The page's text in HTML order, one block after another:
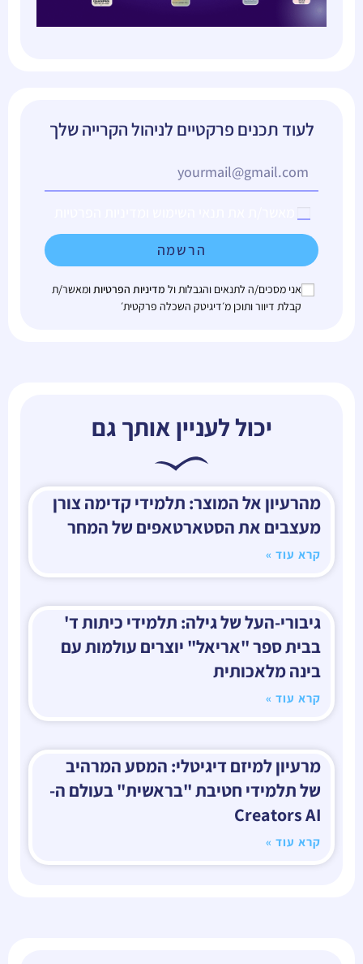
לעוד תכנים פרקטיים לניהול הקרייה שלך
הרשמה
אני מסכים/ה לתנאים והגבלות ול מדיניות הפרטיותומאשר/ת
קבלת דיוור ותוכן מ׳דיגיטק השכלה פרקטית׳
יכול לעניין אותך גם
מהרעיון אל המוצר: תלמידי קדימה צורן
מעצבים את הסטארטאפים של המחר
קרא עוד »
גיבורי-העל של גילה: תלמידי כיתות ד'
בבית ספר "אריאל" יוצרים עולמות עם
בינה מלאכותית
קרא עוד »
מרעיון למיזם דיגיטלי: המסע המרהיב
של תלמידי חטיבת "בראשית" בעולם ה-
Creators AI
קרא עוד »